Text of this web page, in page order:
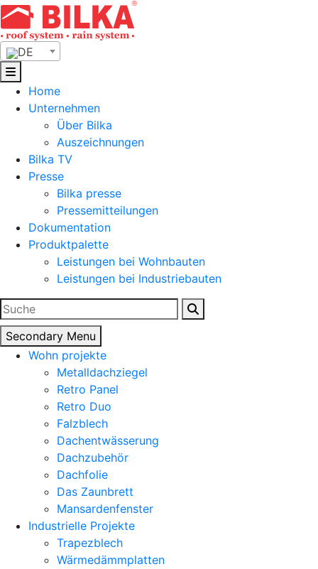
Skip
to
content
DE
Home
Unternehmen
Über Bilka
Auszeichnungen
Bilka TV
Presse
Bilka presse
Pressemitteilungen
Dokumentation
Produktpalette
Leistungen bei Wohnbauten
Leistungen bei Industriebauten
Suchen
nach:
Secondary Menu
Wohn projekte
Metalldachziegel
Retro Panel
Retro Duo
Falzblech
Dachentwässerung
Dachzubehör
Dachfolie
Das Zaunbrett
Mansardenfenster
Industrielle Projekte
Trapezblech
Wärmedämmplatten